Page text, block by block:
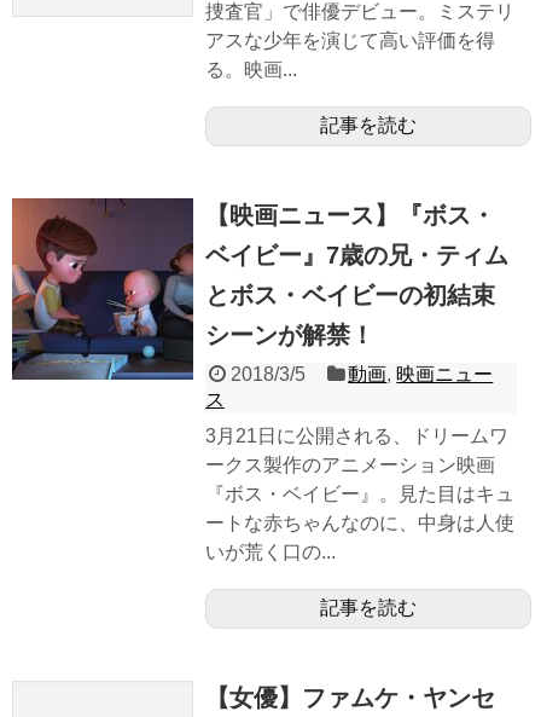
捜査官」で俳優デビュー。ミステリ
アスな少年を演じて高い評価を得
る。映画...
記事を読む
【映画ニュース】『ボス・
ベイビー』7歳の兄・ティム
とボス・ベイビーの初結束
シーンが解禁！
2018/3/5 動画, 映画ニュー
ス
3月21日に公開される、ドリームワ
ークス製作のアニメーション映画
『ボス・ベイビー』。見た目はキュ
ートな赤ちゃんなのに、中身は人使
いが荒く口の...
記事を読む
【女優】ファムケ・ヤンセ